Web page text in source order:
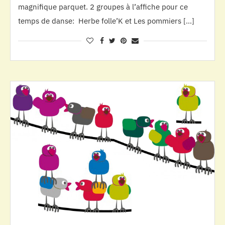
magnifique parquet. 2 groupes à l’affiche pour ce
temps de danse: Herbe folle’K et Les pommiers […]